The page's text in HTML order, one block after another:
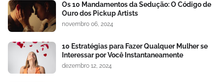
Os 10 Mandamentos da Sedução: O Código de
Ouro dos Pickup Artists
novembro 06, 2024
10 Estratégias para Fazer Qualquer Mulher se
Interessar por Você Instantaneamente
dezembro 12, 2024